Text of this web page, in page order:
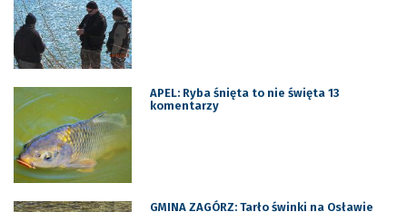
APEL: Ryba śnięta to nie święta 13
komentarzy
GMINA ZAGÓRZ: Tarło świnki na Osławie